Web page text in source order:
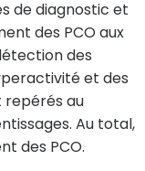
de diagnostic et
des PCO aux
des
et des
repérés au
Au total,
des PCO.